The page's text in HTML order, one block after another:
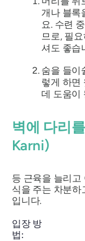
개나 블록
요. 수련
므로, 필
셔도 좋습
숨을 들이
렇게 하면
데 도움이
벽에 다리
Karni)
등 근육을 늘리고
식을 주는 차분하
입니다.
입장 방
법